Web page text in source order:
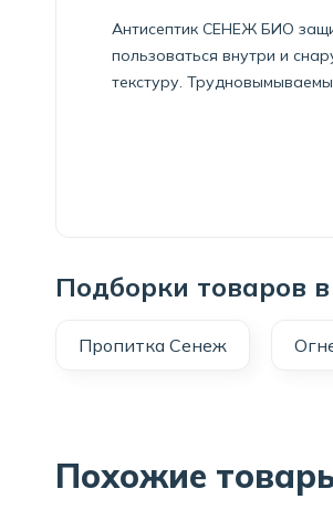
Антисептик СЕНЕЖ БИО
пользоваться внутри и
текстуру.
Подборки товаров
Пропитка Сенеж
Похожие